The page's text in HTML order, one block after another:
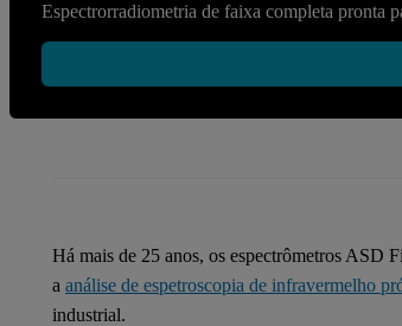
Espectrorradiometria de faixa completa pronta
Há mais de 25 anos, os espectrômetros ASD
a análise de espetroscopia de infravermelho
industrial.